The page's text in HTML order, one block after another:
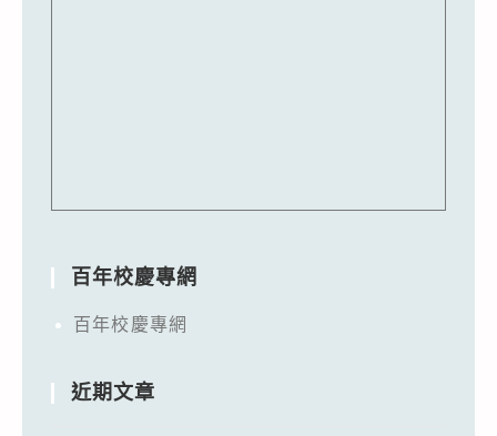
百年校慶專網
百年校慶專網
近期文章